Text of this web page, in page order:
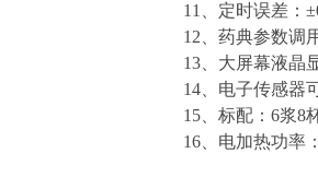
11、定时误差：
12、药典参数调
13、大屏幕液晶
14、电子传感器
15、标配：6浆8
16、电加热功率